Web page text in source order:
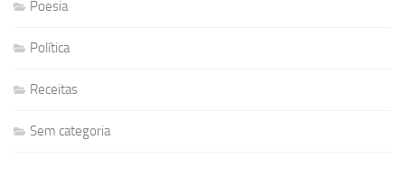
Poesia
Política
Receitas
Sem categoria